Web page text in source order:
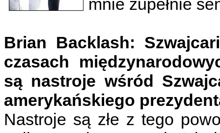
mnie zupełnie
Brian Backlash:
czasach
są nastroje wśród
amerykańskiego
Nastroje są złe z tego